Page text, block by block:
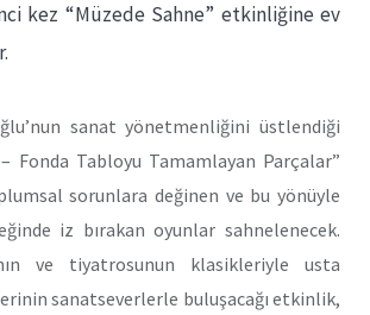
kez “Müzede Sahne” etkinliğine ev
sanat yönetmenliğini üstlendiği
Fonda Tabloyu Tamamlayan Parçalar”
sorunlara değinen ve bu yönüyle
iz bırakan oyunlar sahnelenecek.
ve tiyatrosunun klasikleriyle usta
sanatseverlerle buluşacağı etkinlik,